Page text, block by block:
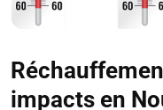
impacts en